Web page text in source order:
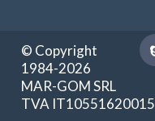
© Copyright
1984-2026
MAR-GOM SRL
TVA IT10551620015